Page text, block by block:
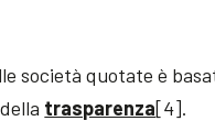
società quotate è
trasparenza[4].